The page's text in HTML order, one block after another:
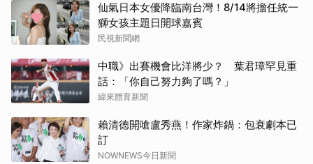
仙氣日本女優降臨南台灣！8/14將擔任統一
獅女孩主題日開球嘉賓
民視新聞網
中職》出賽機會比洋將少？ 葉君璋罕見重
話：「你自己努力夠了嗎？」
緯來體育新聞
賴清德開嗆盧秀燕！作家炸鍋：包衰劇本已
訂
NOWNEWS今日新聞